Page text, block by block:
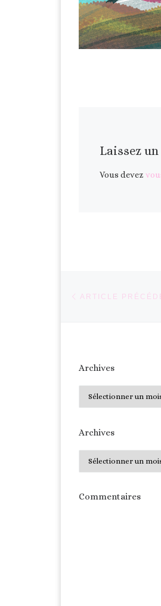
Laissez
Vous devez
Parcourir
ARTICLE
Archives
Archives
Commentaires